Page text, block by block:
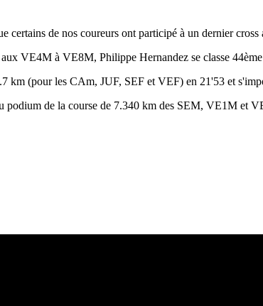
certains de nos coureurs ont participé à un dernier
VE4M à VE8M, Philippe Hernandez se classe
km (pour les CAm, JUF, SEF et VEF) en 21'53 et
podium de la course de 7.340 km des SEM, VE1M et